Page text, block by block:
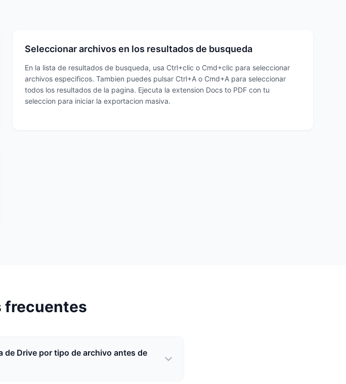
Seleccionar archivos en los resultados de busqueda
En la lista de resultados de busqueda, usa Ctrl+clic o Cmd+clic para seleccionar
archivos especificos. Tambien puedes pulsar Ctrl+A o Cmd+A para seleccionar
todos los resultados de la pagina. Ejecuta la extension Docs to PDF con tu
seleccion para iniciar la exportacion masiva.
frecuentes
Drive por tipo de archivo antes de